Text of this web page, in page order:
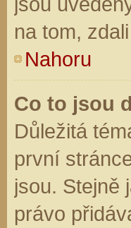
na tom,
Nahoru
Co to jsou
Důležitá
první
jsou. Stejně
právo